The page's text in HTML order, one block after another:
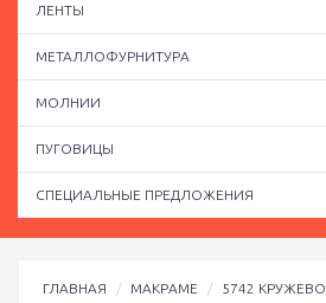
ЛЕНТЫ
МЕТАЛЛОФУРНИТУРА
МОЛНИИ
ПУГОВИЦЫ
СПЕЦИАЛЬНЫЕ ПРЕДЛОЖЕНИЯ
ГЛАВНАЯ МАКРАМЕ 5742 КРУЖЕВО